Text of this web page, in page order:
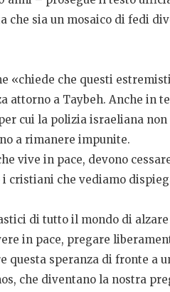
che sia un mosaico di fedi
«chiede che questi
attorno a Taybeh. Anche in
cui la polizia israeliana
a rimanere impunite.
vive in pace, devono
cristiani che vediamo
di tutto il mondo di
in pace, pregare
speranza di fronte a
che diventano la nostra